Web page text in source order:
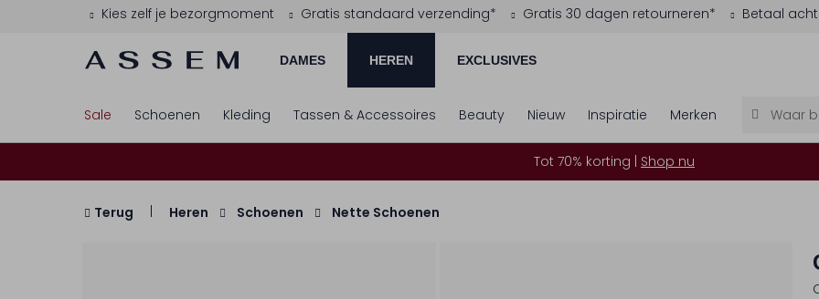
Kies zelf je bezorgmoment Gratis standaard verzending* Gratis 30 dagen retourneren* Betaal
DAMES HEREN EXCLUSIVES
Sale Schoenen Kleding Tassen & Accessoires Beauty Nieuw Inspiratie Merken
Tot 70% korting | Shop nu
Terug Heren Schoenen Nette Schoenen